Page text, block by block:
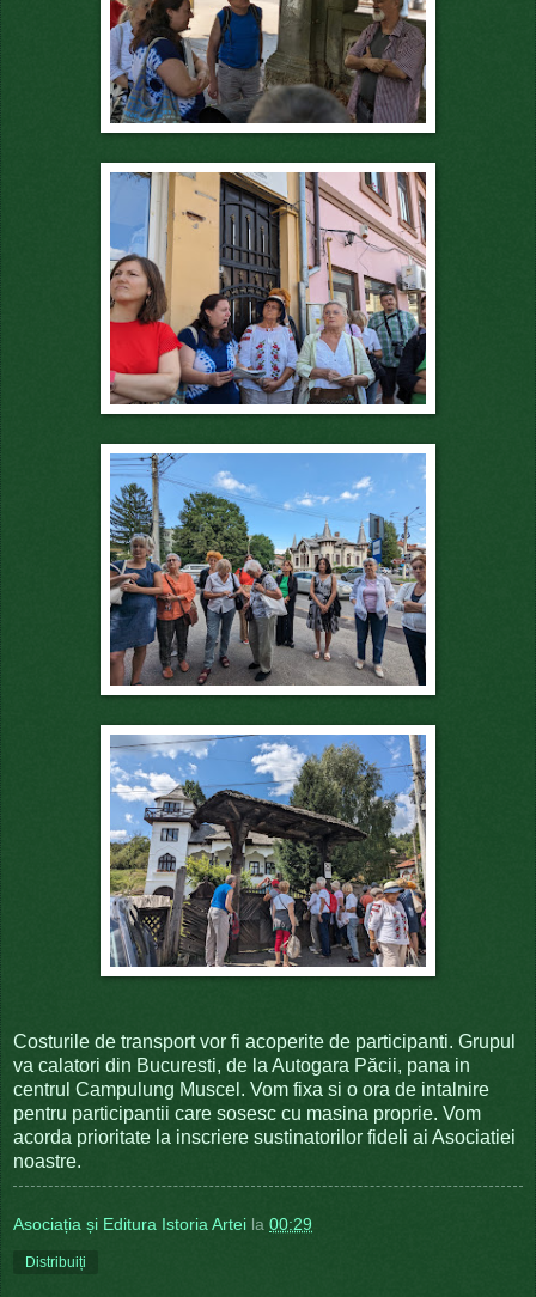
Costurile de transport vor fi acoperite de participanti. Grupul
va calatori din Bucuresti, de la Autogara Păcii, pana in
centrul Campulung Muscel. Vom fixa si o ora de intalnire
pentru participantii care sosesc cu masina proprie. Vom
acorda prioritate la inscriere sustinatorilor fideli ai Asociatiei
noastre.
Asociația și Editura Istoria Artei la 00:29
Distribuiți